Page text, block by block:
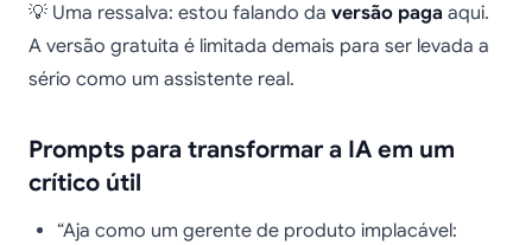
💡 Uma ressalva: estou falando da versão paga aqui.
A versão gratuita é limitada demais para ser levada a
sério como um assistente real.
Prompts para transformar a IA em um
crítico útil
“Aja como um gerente de produto implacável: